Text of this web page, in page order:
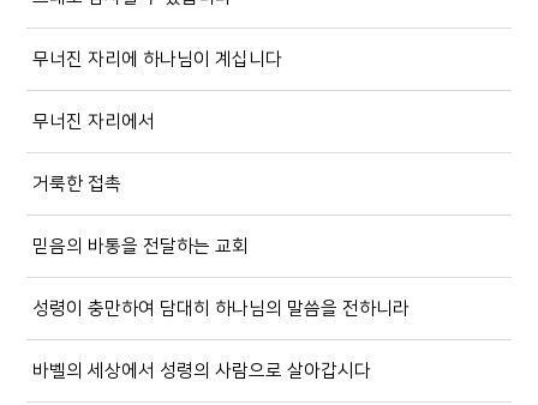
무너진 자리에 하나님이 계십니다
무너진 자리에서
거룩한 접촉
믿음의 바통을 전달하는 교회
성령이 충만하여 담대히 하나님의 말씀을 전하니라
바벨의 세상에서 성령의 사람으로 살아갑시다